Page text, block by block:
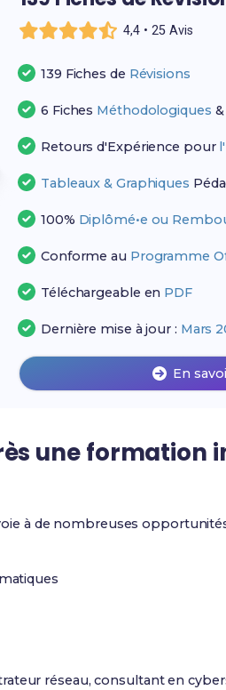
4,4 • 25 Avis
139 Fiches de Révisions
6 Fiches Méthodologiques
Retours d'Expérience pour
Tableaux & Graphiques
100% Diplômé•e ou
Conforme au Programme
Téléchargeable en PDF
Dernière mise à jour : Mars
En
une formation
à de nombreuses
réseau, consultant en